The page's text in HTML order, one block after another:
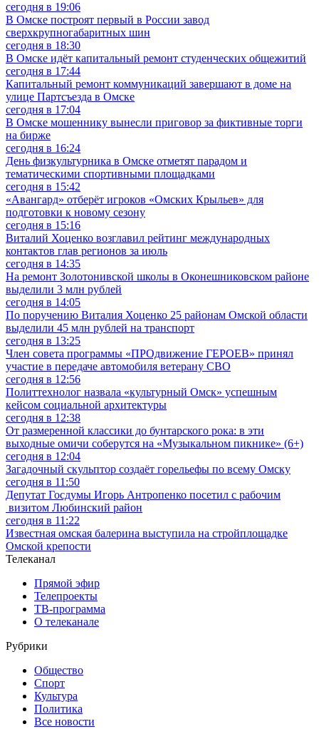
сегодня в 19:06
В Омске построят первый в России завод
сверхкрупногабаритных шин
сегодня в 18:30
В Омске идёт капитальный ремонт студенческих общежитий
сегодня в 17:44
Капитальный ремонт коммуникаций завершают в доме на
улице Партсъезда в Омске
сегодня в 17:04
В Омске мошеннику вынесли приговор за фиктивные торги
на бирже
сегодня в 16:24
День физкультурника в Омске отметят парадом и
тематическими спортивными площадками
сегодня в 15:42
«Авангард» отберёт игроков «Омских Крыльев» для
подготовки к новому сезону
сегодня в 15:16
Виталий Хоценко возглавил рейтинг международных
контактов глав регионов за июль
сегодня в 14:35
На ремонт Золотонивской школы в Оконешниковском районе
выделили 3 млн рублей
сегодня в 14:05
По поручению Виталия Хоценко 25 районам Омской области
выделили 45 млн рублей на транспорт
сегодня в 13:25
Член совета программы «ПРОдвижение ГЕРОЕВ» принял
участие в передаче автомобиля ветерану СВО
сегодня в 12:56
Политтехнолог назвала «культурный Омск» успешным
кейсом социальной архитектуры
сегодня в 12:38
От размеренной классики до бунтарского рока: в эти
выходные омичи соберутся на «Музыкальном пикнике» (6+)
сегодня в 12:04
Загадочный скульптор создаёт горельефы по всему Омску
сегодня в 11:50
Депутат Госдумы Игорь Антропенко посетил с рабочим
визитом Любинский район
сегодня в 11:22
Известная омская балерина выступила на стройплощадке
Омской крепости
Телеканал
Прямой эфир
Телепроекты
ТВ-программа
О телеканале
Рубрики
Общество
Спорт
Культура
Политика
Все новости